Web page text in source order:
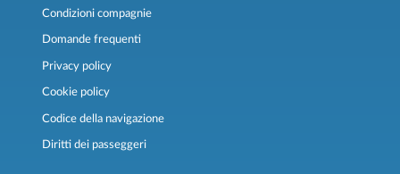
Condizioni compagnie
Domande frequenti
Privacy policy
Cookie policy
Codice della navigazione
Diritti dei passeggeri